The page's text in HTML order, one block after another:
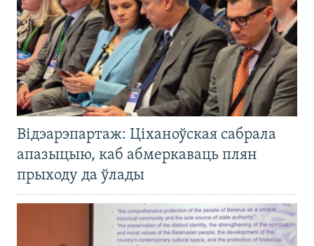
Відэарэпартаж: Ціханоўская сабрала
апазыцыю, каб абмеркаваць плян
прыходу да ўлады